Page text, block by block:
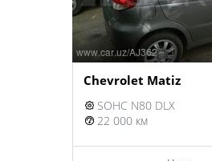
Chevrolet Matiz
SOHC N80 DLX
22 000 км